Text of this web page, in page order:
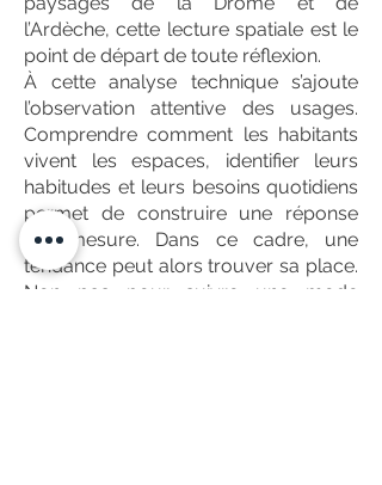
l’Ardèche, cette lecture spatiale est le
point de départ de toute réflexion.
À cette analyse technique s’ajoute
l’observation attentive des usages.
Comprendre comment les habitants
vivent les espaces, identifier leurs
habitudes et leurs besoins quotidiens
permet de construire une réponse
sur mesure. Dans ce cadre, une
tendance peut alors trouver sa place.
Non pas pour suivre une mode